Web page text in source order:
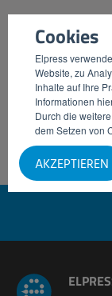
Cookies
Elpress
Website, zu
Inhalte auf Ihre
Informationen
Durch die
dem Setzen von
AKZEPTIEREN